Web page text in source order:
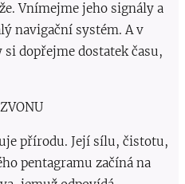
Vnímejme jeho signály a
navigační systém. A v
dopřejme dostatek času,
přírodu. Její sílu, čistotu,
pentagramu začíná na